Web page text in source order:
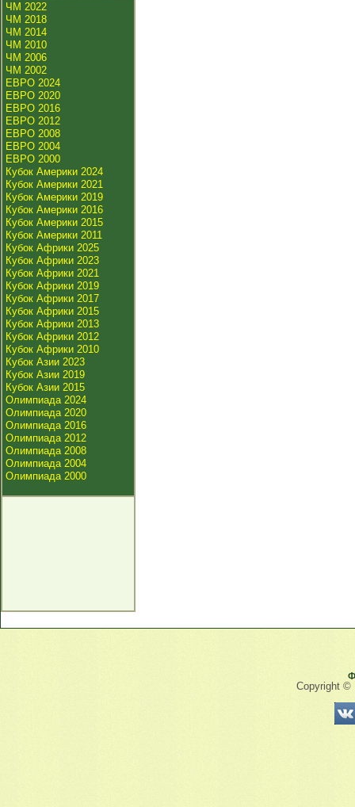
ЧМ 2022
ЧМ 2018
ЧМ 2014
ЧМ 2010
ЧМ 2006
ЧМ 2002
ЕВРО 2024
ЕВРО 2020
ЕВРО 2016
ЕВРО 2012
ЕВРО 2008
ЕВРО 2004
ЕВРО 2000
Кубок Америки 2024
Кубок Америки 2021
Кубок Америки 2019
Кубок Америки 2016
Кубок Америки 2015
Кубок Америки 2011
Кубок Африки 2025
Кубок Африки 2023
Кубок Африки 2021
Кубок Африки 2019
Кубок Африки 2017
Кубок Африки 2015
Кубок Африки 2013
Кубок Африки 2012
Кубок Африки 2010
Кубок Азии 2023
Кубок Азии 2019
Кубок Азии 2015
Олимпиада 2024
Олимпиада 2020
Олимпиада 2016
Олимпиада 2012
Олимпиада 2008
Олимпиада 2004
Олимпиада 2000
Copyright ©